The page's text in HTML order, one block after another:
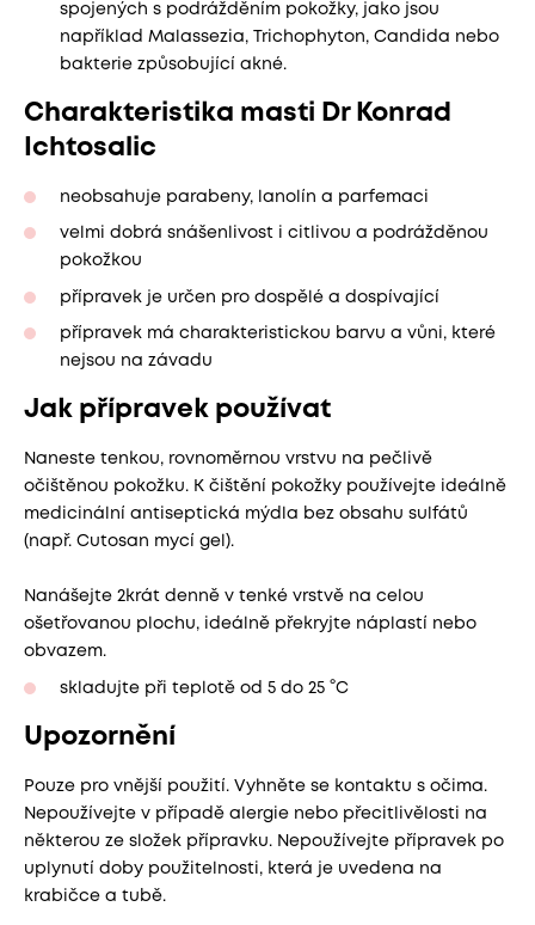
spojených s podrážděním pokožky, jako jsou
například Malassezia, Trichophyton, Candida nebo
bakterie způsobující akné.
Charakteristika masti Dr Konrad
Ichtosalic
neobsahuje parabeny, lanolín a parfemaci
velmi dobrá snášenlivost i citlivou a podrážděnou
pokožkou
přípravek je určen pro dospělé a dospívající
přípravek má charakteristickou barvu a vůni, které
nejsou na závadu
Jak přípravek používat
Naneste tenkou, rovnoměrnou vrstvu na pečlivě
očištěnou pokožku. K čištění pokožky používejte ideálně
medicinální antiseptická mýdla bez obsahu sulfátů
(např. Cutosan mycí gel).
Nanášejte 2krát denně v tenké vrstvě na celou
ošetřovanou plochu, ideálně překryjte náplastí nebo
obvazem.
skladujte při teplotě od 5 do 25 °C
Upozornění
Pouze pro vnější použití. Vyhněte se kontaktu s očima.
Nepoužívejte v případě alergie nebo přecitlivělosti na
některou ze složek přípravku. Nepoužívejte přípravek po
uplynutí doby použitelnosti, která je uvedena na
krabičce a tubě.